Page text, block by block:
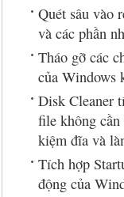
Quét sâu vào
và các phần
Tháo gỡ các
của Windows
Disk Cleaner
file không
kiệm đĩa và
Tích hợp
động của